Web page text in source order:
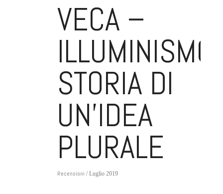
VECA –
ILLUMINISMO.
STORIA DI
UN’IDEA
PLURALE
Recensioni / Luglio 2019